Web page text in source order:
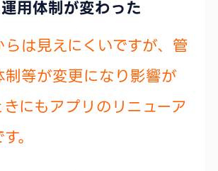
用体制が変わった
は見えにくいですが、管
等が変更になり影響が
にもアプリのリニューア
。